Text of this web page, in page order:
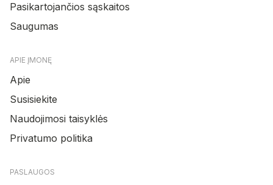
Pasikartojančios sąskaitos
Saugumas
APIE ĮMONĘ
Apie
Susisiekite
Naudojimosi taisyklės
Privatumo politika
PASLAUGOS